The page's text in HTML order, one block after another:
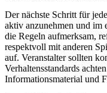
Der nächste Schritt für
aktiv anzunehmen und im
die Regeln aufmerksam,
respektvoll mit anderen
auf. Veranstalter sollten
Verhaltensstandards
Informationsmaterial und